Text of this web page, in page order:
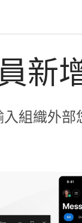
新
組織外